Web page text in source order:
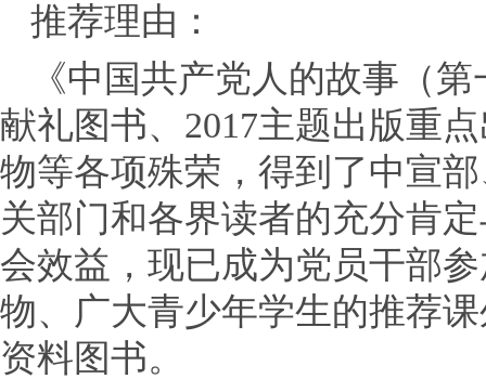
推荐理由：
《中国共产党人的故事（
献礼图书、2017主题出版重
物等各项殊荣，得到了中宣
关部门和各界读者的充分肯
会效益，现已成为党员干部
物、广大青少年学生的推荐
资料图书。